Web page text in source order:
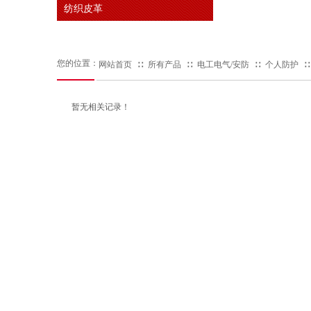
纺织皮革
您的位置： 网站首页 ∷ 所有产品 ∷ 电工电气/安防 ∷ 个人防护 ∷
暂无相关记录！